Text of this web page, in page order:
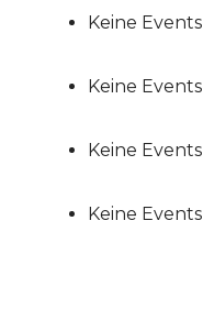
Keine
Keine
Keine
Keine